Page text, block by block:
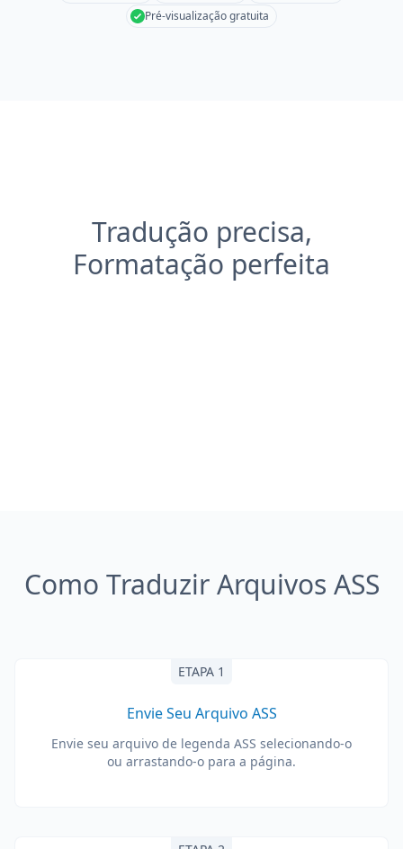
Pré-visualização gratuita
Tradução precisa,
Formatação perfeita
Como Traduzir Arquivos ASS
ETAPA 1
Envie Seu Arquivo ASS
Envie seu arquivo de legenda ASS selecionando-o
ou arrastando-o para a página.